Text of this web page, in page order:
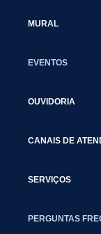
MURAL
EVENTOS
OUVIDORIA
CANAIS DE
SERVIÇOS
PERGUNTAS